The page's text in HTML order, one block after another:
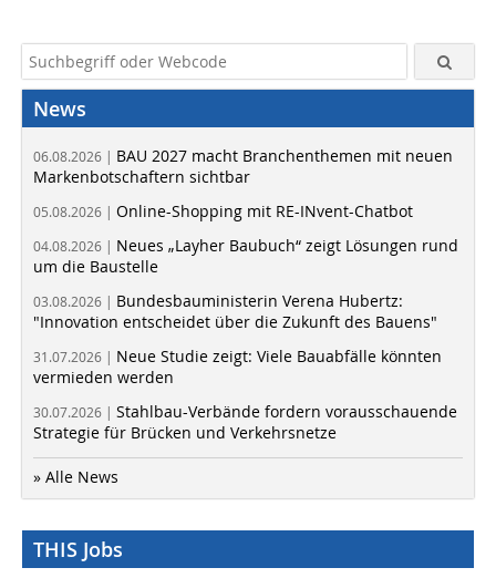
News
06.08.2026 | BAU 2027 macht Branchenthemen mit neuen
Markenbotschaftern sichtbar
05.08.2026 | Online-Shopping mit RE-INvent-Chatbot
04.08.2026 | Neues „Layher Baubuch“ zeigt Lösungen rund
um die Baustelle
03.08.2026 | Bundesbauministerin Verena Hubertz:
"Innovation entscheidet über die Zukunft des Bauens"
31.07.2026 | Neue Studie zeigt: Viele Bauabfälle könnten
vermieden werden
30.07.2026 | Stahlbau-Verbände fordern vorausschauende
Strategie für Brücken und Verkehrsnetze
» Alle News
THIS Jobs